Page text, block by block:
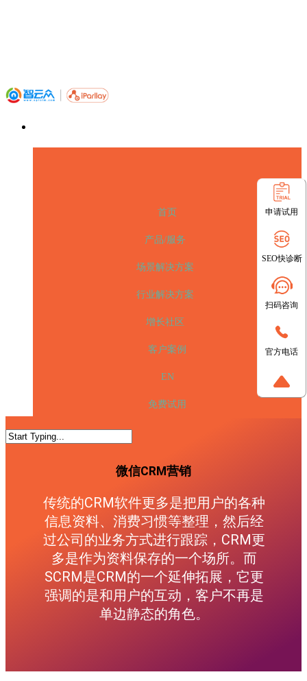
首页
产品/服务
场景解决方案
行业解决方案
增长社区
客户案例
EN
免费试用
微信CRM营销
传统的CRM软件更多是把用户的各种
信息资料、消费习惯等整理，然后经
过公司的业务方式进行跟踪，CRM更
多是作为资料保存的一个场所。而
SCRM是CRM的一个延伸拓展，它更
强调的是和用户的互动，客户不再是
单边静态的角色。
申请试用
SEO快诊断
扫码咨询
官方电话